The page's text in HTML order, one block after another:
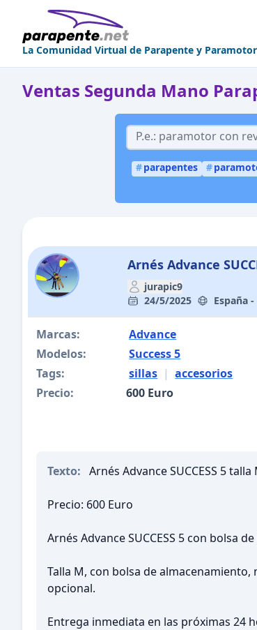
La Comunidad Virtual de Parapente y Paramotor
Ventas Segunda Mano
#parapentes #
Arnés Advance
jurapic9
24/5/2025
España -
Marcas:
Advance
Modelos:
Success 5
Tags:
sillas | accesorios
Precio:
600 Euro
Texto: Arnés Advance SUCCESS 5 talla
Precio: 600 Euro
Arnés Advance SUCCESS 5 con bolsa
Talla M, con bolsa de
opcional.
Entrega inmediata en las próximas 24